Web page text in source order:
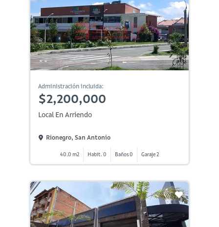
Administración incluida:
$2,200,000
Local En Arriendo
Rionegro, San Antonio
40.0 m2 Habit. 0 Baños 0 Garaje 2